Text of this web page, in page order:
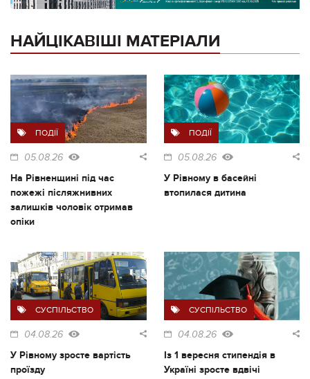
НАЙЦІКАВІШІ МАТЕРІАЛИ
ПОДІЇ
05.08.26
На Рівненщині під час
пожежі післяжнивних
залишків чоловік отримав
опіки
ПОДІЇ
05.08.26
У Рівному в басейні
втопилася дитина
СУСПІЛЬСТВО
04.08.26
У Рівному зросте вартість
проїзду
СУСПІЛЬСТВО
04.08.26
Із 1 вересня стипендія в
Україні зросте вдвічі